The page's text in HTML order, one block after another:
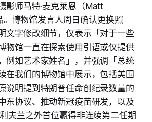
影师马特·麦克莱恩（Matt
。博物馆发言人周日确认更换照
文字修改细节，仅表示「对于一些
物馆一直在探索使用引语或仅提供
例如艺术家姓名」，并强调「总统
在我们的博物馆中展示，包括美国
说明提到特朗普任命创纪录数量的
东协议、推动新冠疫苗研发，以及
夫兰之外首位赢得非连续第二任期